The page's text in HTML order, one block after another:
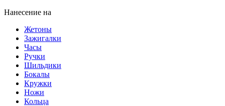
Нанесение на
Жетоны
Зажигалки
Часы
Ручки
Шильдики
Бокалы
Кружки
Ножи
Кольца